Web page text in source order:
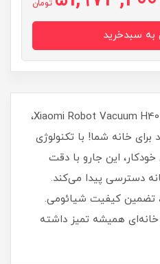
تومان
جارو رباتیک شیائومی مدل Xiaomi Robot Vacuum H40،
خانه شما! با تکنولوژی
این جارو با دقت
دسترسی پیدا می‌کند.
تضمین کیفیت شیائومی.
همیشه تمیز داشته